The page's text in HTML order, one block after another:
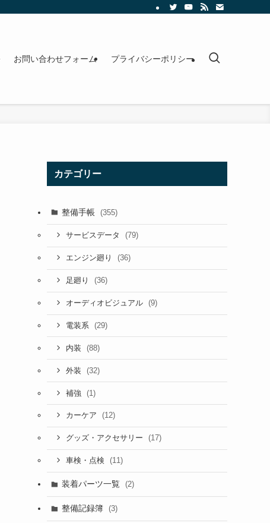
お問い合わせフォーム プライバシーポリシー
カテゴリー
整備手帳 (355)
サービスデータ (79)
エンジン廻り (36)
足廻り (36)
オーディオビジュアル (9)
電装系 (29)
内装 (88)
外装 (32)
補強 (1)
カーケア (12)
グッズ・アクセサリー (17)
車検・点検 (11)
装着パーツ一覧 (2)
整備記録簿 (3)